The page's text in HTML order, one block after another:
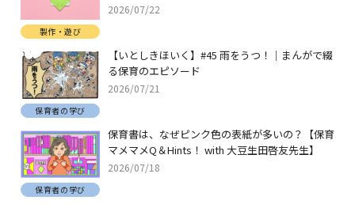
2026/07/22
製作・遊び
【いとしきほいく】#45 雨をうつ！｜まんがで綴
る保育のエピソード
2026/07/21
保育者の学び
保育書は、なぜピンク色の表紙が多いの？【保育
マメマメQ＆Hints！ with 大豆生田啓友先生】
2026/07/18
保育者の学び